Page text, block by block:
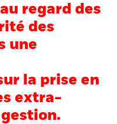
regard des
des
une
la prise en
extra-